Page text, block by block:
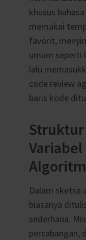
khusus
memakai
favorit,
umum seperti
lalu
code review
baris kode
Dalam sketsa
biasanya
sederhana.
percabangan,